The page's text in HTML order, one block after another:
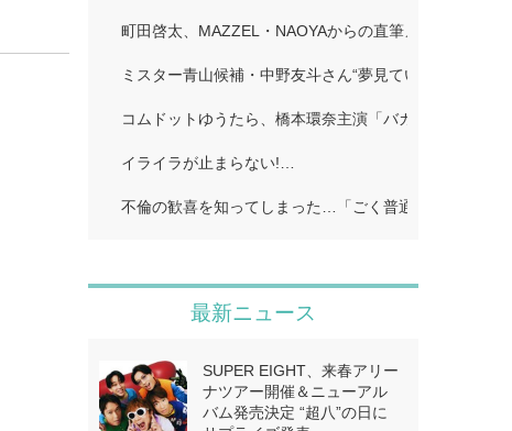
町田啓太、MAZZEL・NAOYAからの直筆メッセージ付
ミスター青山候補・中野友斗さん“夢見ていた賞受賞に
コムドットゆうたら、橋本環奈主演「バカンスの法則
イライラが止まらない!…
不倫の歓喜を知ってしまった…「ごく普通の主婦」…
最新ニュース
SUPER EIGHT、来春アリー
ナツアー開催＆ニューアル
バム発売決定 “超八”の日に